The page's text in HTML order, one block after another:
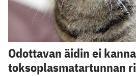
Odottavan äidin ei
toksoplasmatartunnan